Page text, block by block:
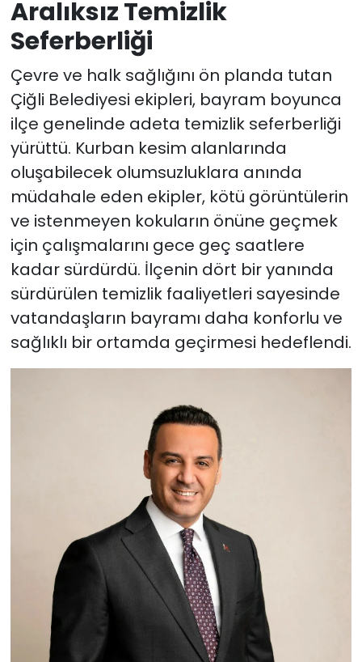
Aralıksız Temizlik
Seferberliği
Çevre ve halk sağlığını ön planda tutan
Çiğli Belediyesi ekipleri, bayram boyunca
ilçe genelinde adeta temizlik seferberliği
yürüttü. Kurban kesim alanlarında
oluşabilecek olumsuzluklara anında
müdahale eden ekipler, kötü görüntülerin
ve istenmeyen kokuların önüne geçmek
için çalışmalarını gece geç saatlere
kadar sürdürdü. İlçenin dört bir yanında
sürdürülen temizlik faaliyetleri sayesinde
vatandaşların bayramı daha konforlu ve
sağlıklı bir ortamda geçirmesi hedeflendi.